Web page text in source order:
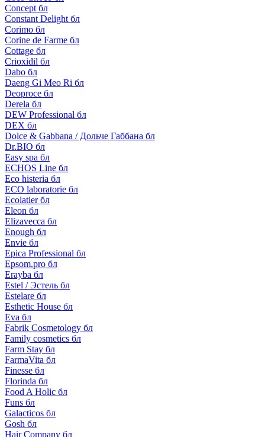
Concept бл
Constant Delight бл
Corimo бл
Corine de Farme бл
Cottage бл
Crioxidil бл
Dabo бл
Daeng Gi Meo Ri бл
Deoproce бл
Derela бл
DEW Professional бл
DEX бл
Dolce & Gabbana / Дольче Габбана бл
Dr.BIO бл
Easy spa бл
ECHOS Line бл
Eco histeria бл
ECO laboratorie бл
Ecolatier бл
Eleon бл
Elizavecca бл
Enough бл
Envie бл
Epica Professional бл
Epsom.pro бл
Erayba бл
Estel / Эстель бл
Estelare бл
Esthetic House бл
Eva бл
Fabrik Cosmetology бл
Family cosmetics бл
Farm Stay бл
FarmaVita бл
Finesse бл
Florinda бл
Food A Holic бл
Funs бл
Galacticos бл
Gosh бл
Hair Company бл